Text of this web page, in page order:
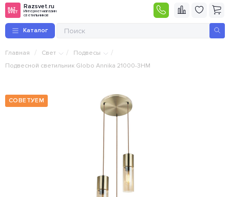
Razsvet.ru
Интернет-магазин
светильников
Каталог
Главная / Свет / Подвесы /
Подвесной светильник Globo Annika 21000-3HM
СОВЕТУЕМ